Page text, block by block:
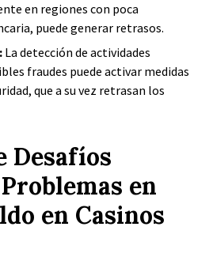
en regiones con poca
puede generar retrasos.
La detección de actividades
fraudes puede activar medidas
que a su vez retrasan los
Desafíos
en
en Casinos